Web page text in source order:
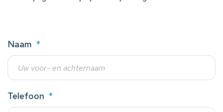
Naam *
Telefoon *